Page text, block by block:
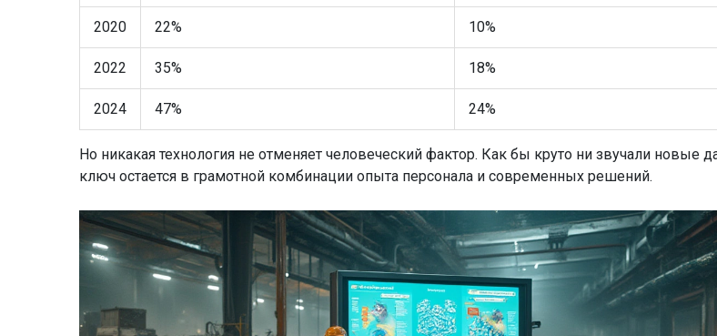
2020 22% 10%
2022 35% 18%
2024 47% 24%
Но никакая технология не отменяет человеческий фактор. Как бы круто ни звучали новые
ключ остается в грамотной комбинации опыта персонала и современных решений.